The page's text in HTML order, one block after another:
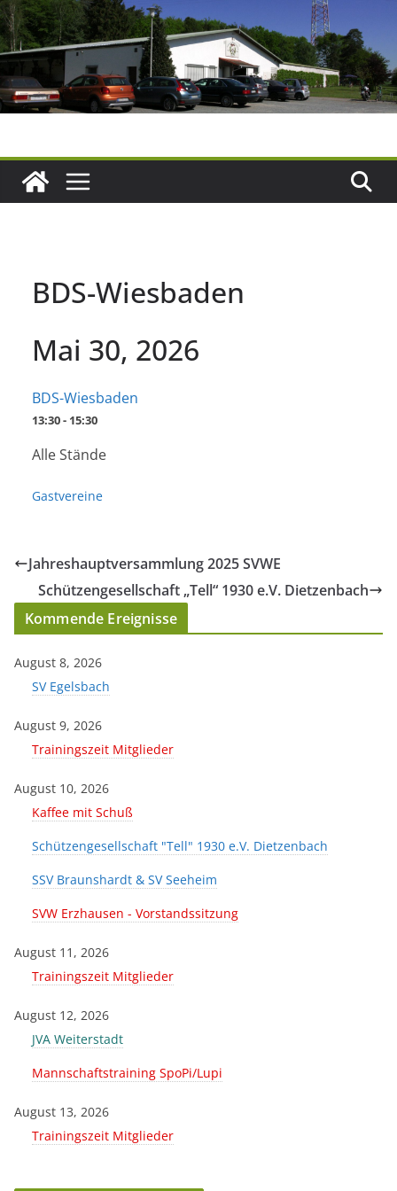
Zum
Inhalt
springen
BDS-Wiesbaden
Mai 30, 2026
BDS-Wiesbaden
13:30 - 15:30
Alle Stände
Gastvereine
Jahreshauptversammlung 2025 SVWE
Schützengesellschaft „Tell“ 1930 e.V. Dietzenbach
Kommende Ereignisse
August 8, 2026
SV Egelsbach
August 9, 2026
Trainingszeit Mitglieder
August 10, 2026
Kaffee mit Schuß
Schützengesellschaft "Tell" 1930 e.V. Dietzenbach
SSV Braunshardt & SV Seeheim
SVW Erzhausen - Vorstandssitzung
August 11, 2026
Trainingszeit Mitglieder
August 12, 2026
JVA Weiterstadt
Mannschaftstraining SpoPi/Lupi
August 13, 2026
Trainingszeit Mitglieder